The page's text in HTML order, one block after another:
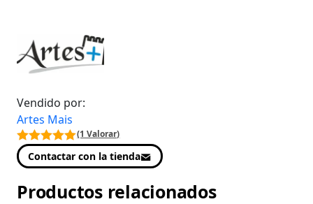
Vendido por:
Artes Mais
(1 Valorar)
Contactar con la tienda
Productos relacionados